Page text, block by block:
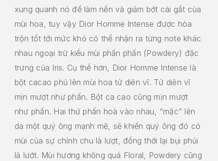
xung quanh nó để làm nền và giảm bớt cái gắt của
mùi hoa, tuy vậy Dior Homme Intense được hòa
trộn tốt tới mức khó có thể nhận ra từng note khác
nhau ngoại trừ kiểu mùi phấn phấn (Powdery) đặc
trưng của Iris. Cụ thể hơn, Dior Homme Intense là
bột cacao phủ lên mùi hoa tử diên vĩ. Tử diên vĩ
mịn mượt như phấn. Bột ca cao cũng mịn mượt
như phấn. Hai thứ phấn hoà vào nhau, “mặc” lên
da một quý ông mạnh mẽ, sẽ khiến quý ông đó có
mùi của sự chỉnh chu là lượt, đồng thời lại bụi phủi
lả lướt. Mùi hương không quá Floral, Powdery cũng